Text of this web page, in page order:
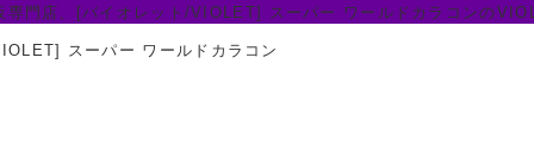
専門店、[バイオレット/VIOLET] スーパー ワールドカラコンの
スーパー ワールドカラコン